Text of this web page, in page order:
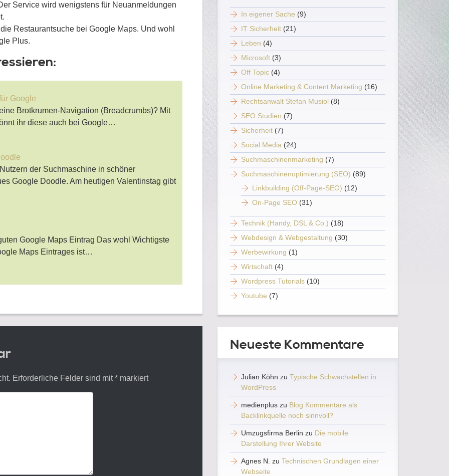
Service wird wenigstens für Neuanmeldungen
Restaurantsuche bei Google Maps. Und wohl
Plus.
Google
Brotkrumen-Navigation (Breadcrumbs)? Mit
ihr diese auch bei Google…
der Suchmaschine in schöner
Google Doodle. Am heutigen Valentinstag gibt
Google Maps Eintrag Das wohl Wichtigste
Maps Eintrages ist…
Erforderliche Felder sind mit* markiert
In eigener Sache (9)
IT Sicherheit (21)
Leben (4)
Microsoft (3)
Off Topic (4)
Online Marketing & Content Marketing (16)
Rechtsanwalt Stefan Musiol (8)
SEO Studien (7)
Sicherheit (7)
Social Media (24)
Suchmaschinenmarketing (7)
Suchmaschinenoptimierung (SEO) (89)
Linkbuilding (Off-Page-SEO) (12)
On-Page SEO (31)
Technik (Handy, DSL & Co.) (18)
Webdesign & Webgestaltung (30)
Werbewirkung (1)
Wirtschaft (4)
Wordpress Tutorials (10)
Youtube (7)
Neueste Kommentare
Julian Köhn zu Typische Schwachstellen in
WordPress
medienplus zu Blog Kommentare als
Backlinkquelle noch sinnvoll?
Umzugsfirma Berlin zu Die mobile
Darstellung Ihrer Website
Agnes N. zu Technischen Grundlagen einer
Webseite